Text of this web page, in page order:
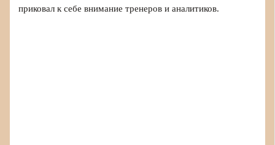
приковал к себе внимание тренеров и аналитиков.